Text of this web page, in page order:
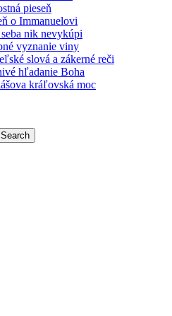
pieseň
o Immanuelovi
nik nevykúpi
vyznanie viny
slová a zákerné reči
hľadanie Boha
kráľovská moc